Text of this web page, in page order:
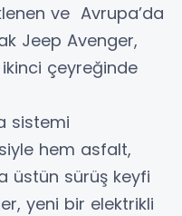
ve Avrupa’da
Jeep Avenger,
ikinci çeyreğinde
sistemi
hem asfalt,
üstün sürüş keyfi
yeni bir elektrikli